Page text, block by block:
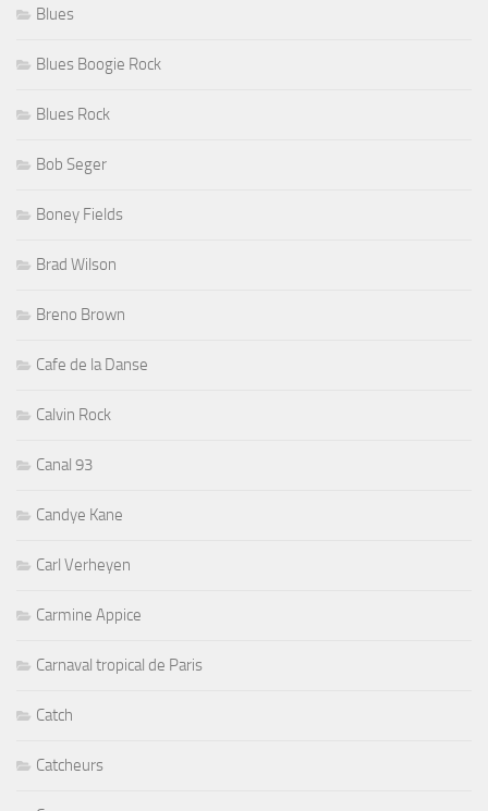
Blues
Blues Boogie Rock
Blues Rock
Bob Seger
Boney Fields
Brad Wilson
Breno Brown
Cafe de la Danse
Calvin Rock
Canal 93
Candye Kane
Carl Verheyen
Carmine Appice
Carnaval tropical de Paris
Catch
Catcheurs